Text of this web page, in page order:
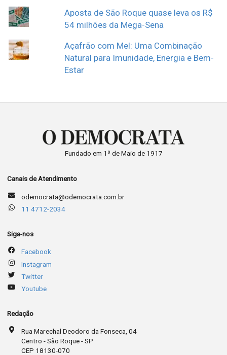
Aposta de São Roque quase leva os R$
54 milhões da Mega-Sena
Açafrão com Mel: Uma Combinação
Natural para Imunidade, Energia e Bem-
Estar
Fundado em 1º de Maio de 1917
Canais de Atendimento
odemocrata@odemocrata.com.br
11 4712-2034
Siga-nos
Facebook
Instagram
Twitter
Youtube
Redação
Rua Marechal Deodoro da Fonseca, 04
Centro - São Roque - SP
CEP 18130-070